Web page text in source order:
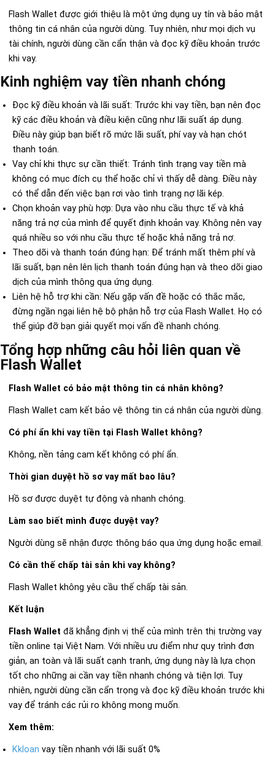
Flash Wallet được giới thiệu là một ứng dụng uy tín và bảo mật
thông tin cá nhân của người dùng. Tuy nhiên, như mọi dịch vụ
tài chính, người dùng cần cẩn thận và đọc kỹ điều khoản trước
khi vay.
Kinh nghiệm vay tiền nhanh chóng
Đọc kỹ điều khoản và lãi suất: Trước khi vay tiền, bạn nên đọc
kỹ các điều khoản và điều kiện cũng như lãi suất áp dụng.
Điều này giúp bạn biết rõ mức lãi suất, phí vay và hạn chót
thanh toán.
Vay chỉ khi thực sự cần thiết: Tránh tình trạng vay tiền mà
không có mục đích cụ thể hoặc chỉ vì thấy dễ dàng. Điều này
có thể dẫn đến việc bạn rơi vào tình trạng nợ lãi kép.
Chọn khoản vay phù hợp: Dựa vào nhu cầu thực tế và khả
năng trả nợ của mình để quyết định khoản vay. Không nên vay
quá nhiều so với nhu cầu thực tế hoặc khả năng trả nợ.
Theo dõi và thanh toán đúng hạn: Để tránh mất thêm phí và
lãi suất, bạn nên lên lịch thanh toán đúng hạn và theo dõi giao
dịch của mình thông qua ứng dụng.
Liên hệ hỗ trợ khi cần: Nếu gặp vấn đề hoặc có thắc mắc,
đừng ngần ngại liên hệ bộ phận hỗ trợ của Flash Wallet. Họ có
thể giúp đỡ bạn giải quyết mọi vấn đề nhanh chóng.
Tổng hợp những câu hỏi liên quan về
Flash Wallet
Flash Wallet có bảo mật thông tin cá nhân không?
Flash Wallet cam kết bảo vệ thông tin cá nhân của người dùng.
Có phí ẩn khi vay tiền tại Flash Wallet không?
Không, nền tảng cam kết không có phí ẩn.
Thời gian duyệt hồ sơ vay mất bao lâu?
Hồ sơ được duyệt tự động và nhanh chóng.
Làm sao biết mình được duyệt vay?
Người dùng sẽ nhận được thông báo qua ứng dụng hoặc email.
Có cần thế chấp tài sản khi vay không?
Flash Wallet không yêu cầu thế chấp tài sản.
Kết luận
Flash Wallet đã khẳng định vị thế của mình trên thị trường vay
tiền online tại Việt Nam. Với nhiều ưu điểm như quy trình đơn
giản, an toàn và lãi suất cạnh tranh, ứng dụng này là lựa chọn
tốt cho những ai cần vay tiền nhanh chóng và tiện lợi. Tuy
nhiên, người dùng cần cẩn trọng và đọc kỹ điều khoản trước khi
vay để tránh các rủi ro không mong muốn.
Xem thêm:
Kkloan vay tiền nhanh với lãi suất 0%